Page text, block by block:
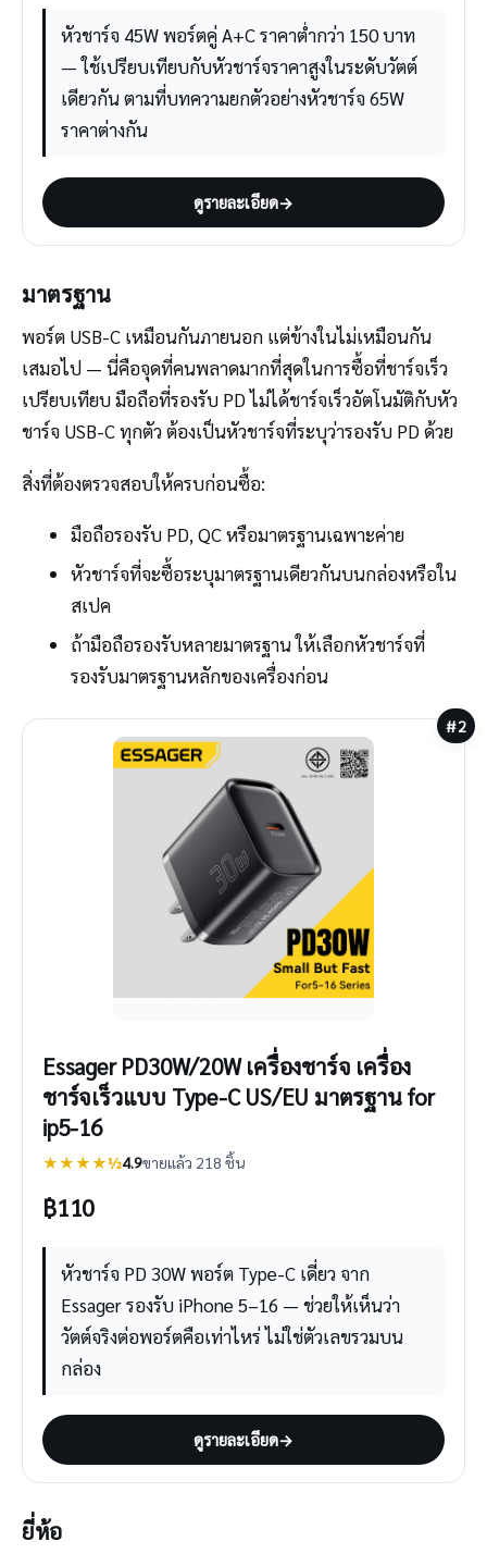
หัวชาร์จ 45W พอร์ตคู่ A+C ราคาต่ำกว่า 150 บาท
— ใช้เปรียบเทียบกับหัวชาร์จราคาสูงในระดับวัตต์
เดียวกัน ตามที่บทความยกตัวอย่างหัวชาร์จ 65W
ราคาต่างกัน
ดูรายละเอียด→
มาตรฐาน
พอร์ต USB-C เหมือนกันภายนอก แต่ข้างในไม่เหมือนกัน
เสมอไป — นี่คือจุดที่คนพลาดมากที่สุดในการซื้อที่ชาร์จเร็ว
เปรียบเทียบ มือถือที่รองรับ PD ไม่ได้ชาร์จเร็วอัตโนมัติกับหัว
ชาร์จ USB-C ทุกตัว ต้องเป็นหัวชาร์จที่ระบุว่ารองรับ PD ด้วย
สิ่งที่ต้องตรวจสอบให้ครบก่อนซื้อ:
มือถือรองรับ PD, QC หรือมาตรฐานเฉพาะค่าย
หัวชาร์จที่จะซื้อระบุมาตรฐานเดียวกันบนกล่องหรือใน
สเปค
ถ้ามือถือรองรับหลายมาตรฐาน ให้เลือกหัวชาร์จที่
รองรับมาตรฐานหลักของเครื่องก่อน
#2
Essager PD30W/20W เครื่องชาร์จ เครื่อง
ชาร์จเร็วแบบ Type-C US/EU มาตรฐาน for
ip5-16
★★★★½4.9ขายแล้ว 218 ชิ้น
฿110
หัวชาร์จ PD 30W พอร์ต Type-C เดี่ยว จาก
Essager รองรับ iPhone 5–16 — ช่วยให้เห็นว่า
วัตต์จริงต่อพอร์ตคือเท่าไหร่ ไม่ใช่ตัวเลขรวมบน
กล่อง
ดูรายละเอียด→
ยี่ห้อ